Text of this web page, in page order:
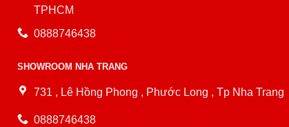
TPHCM
0888746438
SHOWROOM NHA TRANG
731 , Lê Hồng Phong , Phước Long , Tp Nha Trang
0888746438